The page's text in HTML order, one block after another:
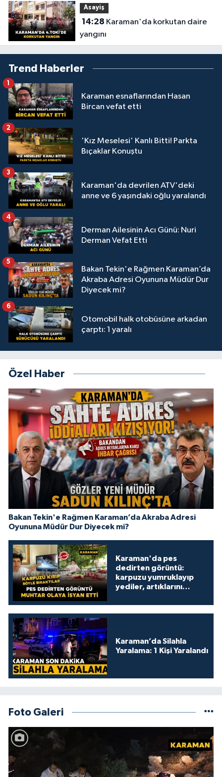
Asayiş
14:28
yangını
Trend Haberler
Karaman esnaflarından Hasan
Bircan vefat etti
1
'Kız Meselesi' Kanlı Bitti! Parkta
Bıçaklar Konuştu
2
Karaman'da devrilen ATV'deki
anne ve 6 yaşındaki oğlu yaralandı
3
Derman Ailesinin Acı Günü: Nuri
Derman Vefat Etti
4
Bakan Tekin'e Rağmen Karaman’da
Akraba Adresi Oyununa Müdür Dur
Diyecek mi?
5
Otomobil halk otobüsüne arkadan
çarptı: 1 yaralı
6
Özel Haber
Bakan Tekin'e Rağmen Karaman’da Akraba Adresi
Oyununa Müdür Dur Diyecek mi?
Karaman'da pes
dedirten görüntü:
karpuzu yumruklayıp
yediler, artıklarını
Karaman’da Silahla
Yaralama: 1 Kişi Yaralandı
Foto Galeri